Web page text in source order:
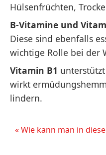
Hülsenfrüchten,
B-Vitamine und
Diese sind ebenfalls
wichtige Rolle bei der
Vitamin B1
wirkt
lindern.
« Wie kann man in